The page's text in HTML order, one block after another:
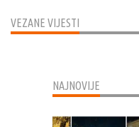
VEZANE VIJESTI
NAJNOVIJE